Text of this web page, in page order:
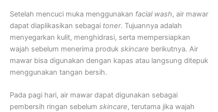
Setelah mencuci muka menggunakan facial wash, air mawar
dapat diaplikasikan sebagai toner. Tujuannya adalah
menyegarkan kulit, menghidrasi, serta mempersiapkan
wajah sebelum menerima produk skincare berikutnya. Air
mawar bisa digunakan dengan kapas atau langsung ditepuk
menggunakan tangan bersih.
Pada pagi hari, air mawar dapat digunakan sebagai
pembersih ringan sebelum skincare, terutama jika wajah